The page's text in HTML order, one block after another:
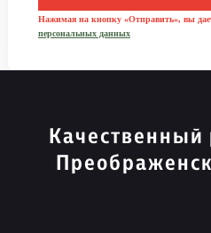
Нажимая на кнопку «Отправить», вы
персональных данных
Качественный